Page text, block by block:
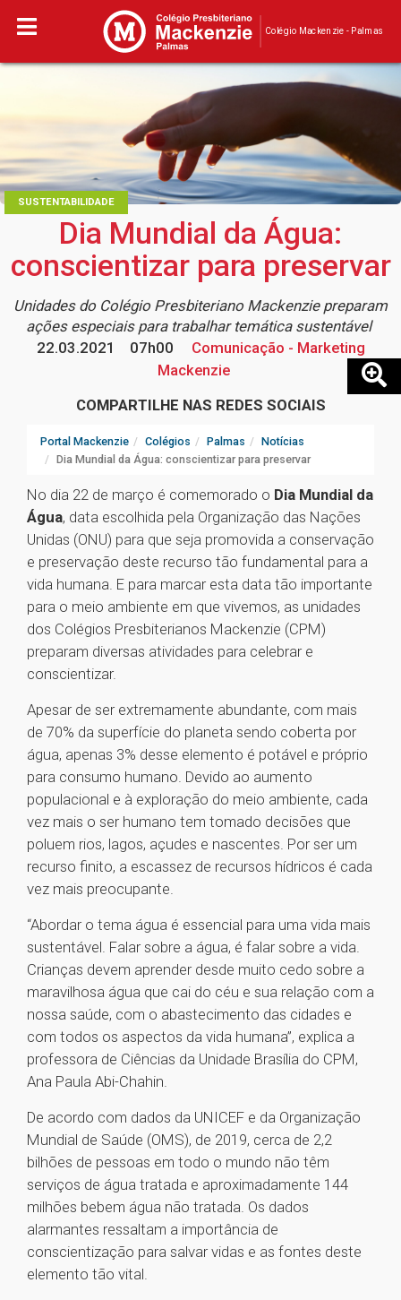
Colégio Mackenzie - Palmas
SUSTENTABILIDADE
Dia Mundial da Água:
conscientizar para preservar
Unidades do Colégio Presbiteriano Mackenzie preparam
ações especiais para trabalhar temática sustentável
22.03.2021
07h00
Comunicação - Marketing
Mackenzie
COMPARTILHE NAS REDES SOCIAIS
Portal Mackenzie Colégios Palmas
Notícias
Dia Mundial da Água: conscientizar para preservar
No dia 22 de março é comemorado o Dia Mundial da
Água, data escolhida pela Organização das Nações
Unidas (ONU) para que seja promovida a conservação
e preservação deste recurso tão fundamental para a
vida humana. E para marcar esta data tão importante
para o meio ambiente em que vivemos, as unidades
dos Colégios Presbiterianos Mackenzie (CPM)
preparam diversas atividades para celebrar e
conscientizar.
Apesar de ser extremamente abundante, com mais
de 70% da superfície do planeta sendo coberta por
água, apenas 3% desse elemento é potável e próprio
para consumo humano. Devido ao aumento
populacional e à exploração do meio ambiente, cada
vez mais o ser humano tem tomado decisões que
poluem rios, lagos, açudes e nascentes. Por ser um
recurso finito, a escassez de recursos hídricos é cada
vez mais preocupante.
“Abordar o tema água é essencial para uma vida mais
sustentável. Falar sobre a água, é falar sobre a vida.
Crianças devem aprender desde muito cedo sobre a
maravilhosa água que cai do céu e sua relação com a
nossa saúde, com o abastecimento das cidades e
com todos os aspectos da vida humana”, explica a
professora de Ciências da Unidade Brasília do CPM,
Ana Paula Abi-Chahin.
De acordo com dados da UNICEF e da Organização
Mundial de Saúde (OMS), de 2019, cerca de 2,2
bilhões de pessoas em todo o mundo não têm
serviços de água tratada e aproximadamente 144
milhões bebem água não tratada. Os dados
alarmantes ressaltam a importância de
conscientização para salvar vidas e as fontes deste
elemento tão vital.